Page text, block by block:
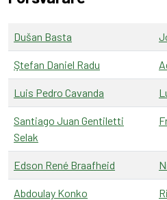
Dušan Basta
Ştefan Daniel Radu
Luis Pedro Cavanda
Santiago Juan Gentiletti
Selak
Edson René Braafheid
Abdoulay Konko